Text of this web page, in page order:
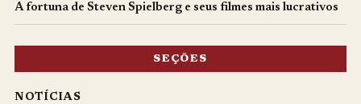
A fortuna de Steven Spielberg e seus filmes mais lucrativos
SEÇÕES
NOTÍCIAS